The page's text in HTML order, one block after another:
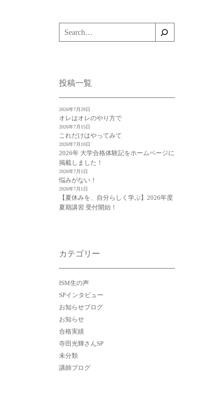
検
索
投稿一覧
オレはオレのやり方で
2026年7月29日
これだけはやってみて
2026年7月15日
2026年 大学合格体験記をホームページに
掲載しました！
2026年7月10日
悩みがない！
2026年7月1日
【夏休みを、自分らしく学ぶ】2026年度
夏期講習 受付開始！
2026年7月1日
カテゴリー
ISM生の声
SPインタビュー
お知らせブログ
お知らせ
合格実績
寺田光輝さんSP
未分類
講師ブログ